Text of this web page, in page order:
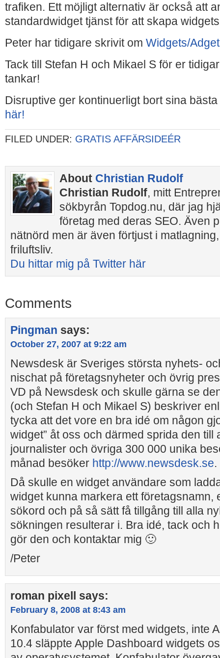
trafiken. Ett möjligt alternativ är också att
standardwidget tjänst för att skapa
Peter har tidigare skrivit om Widgets/
Tack till Stefan H och Mikael S för er
tankar!
Disruptive ger kontinuerligt bort sina bästa
här!
FILED UNDER: GRATIS AFFÄRSIDEÉR
About Christian Rudolf
Christian Rudolf, mitt
sökbyrån Topdog.nu, där jag
företag med deras SEO. Även
nätnörd men är även förtjust i
friluftsliv.
Du hittar mig på Twitter här
Comments
Pingman says:
October 27, 2007 at 9:22 am
Newsdesk är Sveriges största nyhets-
nischat på företagsnyheter och övrig
VD på Newsdesk och skulle gärna se
(och Stefan H och Mikael S) beskriver
tycka att det vore en bra idé om någon
widget” åt oss och därmed sprida den till
journalister och övriga 300 000 unika
månad besöker http://www.newsdesk.se.
Då skulle en widget användare som
widget kunna markera ett företagsnamn,
sökord och på så sätt få tillgång till alla
sökningen resulterar i. Bra idé, tack och
gör den och kontaktar mig 🙂
/Peter
roman pixell says:
February 8, 2008 at 8:43 am
Konfabulator var först med widgets, inte
10.4 släppte Apple Dashboard widgets